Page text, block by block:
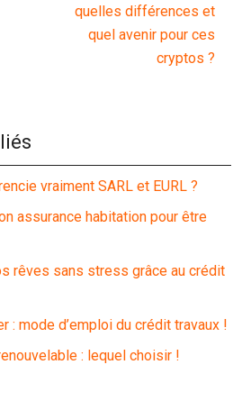
quelles différences et
quel avenir pour ces
cryptos ?
vraiment SARL et EURL ?
assurance habitation pour être
rêves sans stress grâce au crédit
: mode d’emploi du crédit travaux !
: lequel choisir !